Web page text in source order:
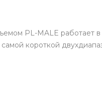
PL-MALE работает
самой короткой